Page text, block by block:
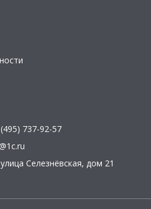
737-92-57
улица Селезнёвская, дом 21